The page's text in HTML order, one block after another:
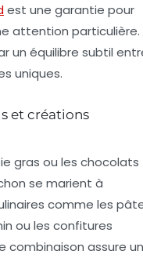
est une garantie pour
attention particulière.
un équilibre subtil
uniques.
et créations
gras ou les chocolats
se marient à
comme les
ou les confitures
combinaison assure